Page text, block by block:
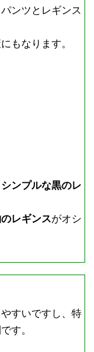
ンツとレギンス
もなります。
シンプルな黒のレ
レギンスがオシ
すいですし、特
す。